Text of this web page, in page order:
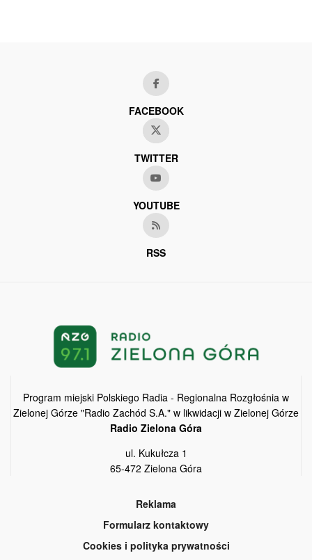
FACEBOOK
TWITTER
YOUTUBE
RSS
Program miejski Polskiego Radia - Regionalna Rozgłośnia w
Zielonej Górze "Radio Zachód S.A." w likwidacji w Zielonej Górze
Radio Zielona Góra
ul. Kukułcza 1
65-472 Zielona Góra
Reklama
Formularz kontaktowy
Cookies i polityka prywatności